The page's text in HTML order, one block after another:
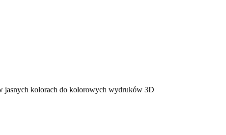
jasnych kolorach do kolorowych wydruków 3D